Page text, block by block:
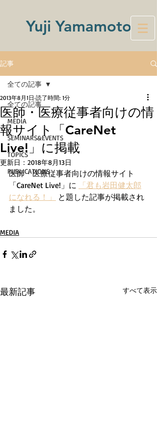
Yuji Yamamoto
記事
全ての記事
MEDIA
SEMINARS&EVENTS
TOPICS
PUBLICATIONS
全ての記事
医師・医療従事者向けの情
報サイト「CareNet
Live!」に掲載
2013年8月1日 読了時間: 1分
更新日： 2018年8月13日
医師・医療従事者向けの情報サイト
「CareNet Live!」に
「君も岩田健太郎
になれる！」
と題した記事が掲載され
ました。
MEDIA
最新記事 すべて表示